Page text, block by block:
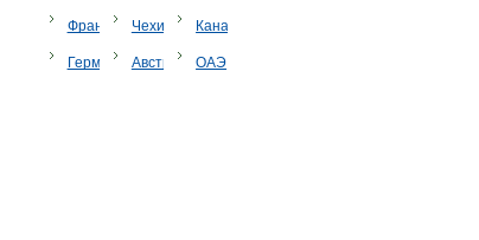
Франция
Германия
Чехия
Австрия
Канада
ОАЭ